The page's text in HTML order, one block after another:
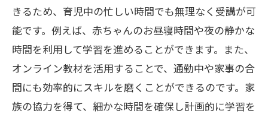
きるため、育児中の忙しい時間でも無理なく受講が可
能です。例えば、赤ちゃんのお昼寝時間や夜の静かな
時間を利用して学習を進めることができます。また、
オンライン教材を活用することで、通勤中や家事の合
間にも効率的にスキルを磨くことができるのです。家
族の協力を得て、細かな時間を確保し計画的に学習を